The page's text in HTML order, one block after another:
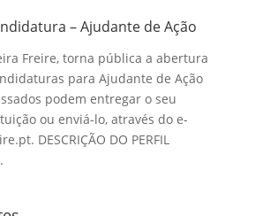
– Ajudante de Ação
Freire, torna pública a abertura
para Ajudante de Ação
podem entregar o seu
ou enviá-lo, através do e-
DESCRIÇÃO DO PERFIL